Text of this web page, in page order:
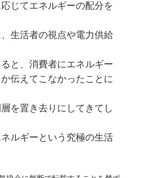
じてエネルギーの配分を
生活者の視点や電力供給
と、消費者にエネルギー
伝えてこなかったことに
を置き去りにしてきてし
ルギーという究極の生活